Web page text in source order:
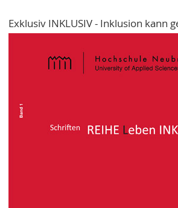
Exklusiv INKLUSIV - Inklusion kann